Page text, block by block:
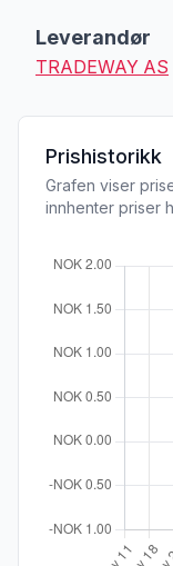
Leverandør
TRADEWAY AS
Prishistorikk
Grafen viser
innhenter priser